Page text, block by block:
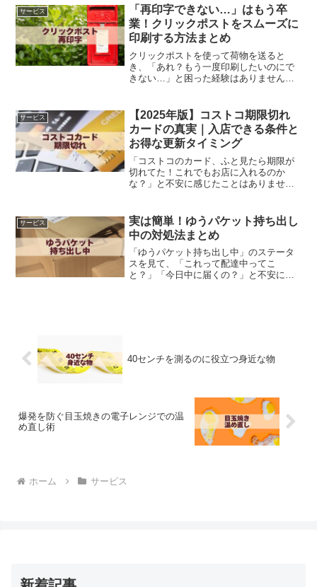
は限らないのです。この記事では、「郵
便局 持ち出し中から何...
サービス
「再印字できない…」はもう卒
業！クリックポストをスムーズに
印刷する方法まとめ
クリックポストを使って荷物を送ると
き、「あれ？もう一度印刷したいのにで
きない…」と困った経験はありません
り、エラーが出てしまったりと、思わぬ
トラブルに戸惑うこともあ...
サービス
【2025年版】コストコ期限切れ
カードの真実｜入店できる条件と
お得な更新タイミング
「コストコのカード、ふと見たら期限が
切れてた！これでもお店に入れるのか
な？」と不安に感じたことはありません
ードでも入店可能なケースがあります。
ただし、入店できたとしても...
サービス
実は簡単！ゆうパケット持ち出し
中の対処法まとめ
「ゆうパケット持ち出し中」のステータ
スを見て、「これって配達中ってこ
と？」「今日中に届くの？」と不安にな
40センチを測るのに役立つ身近な物
爆発を防ぐ目玉焼きの電子レンジでの温
め直し術
ホーム サービス